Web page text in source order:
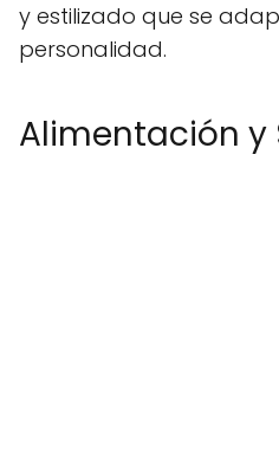
y estilizado que se
personalidad.
Alimentación y